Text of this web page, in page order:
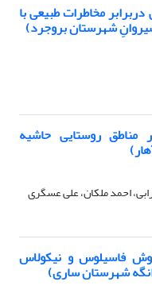
مخاطرات طبیعی با
شهرستان بروجرد)
مناطق روستایی حاشیه
احمد ملکان، علی عسگری
فاسیلوس و نیکولاس
شهرستان ساری)